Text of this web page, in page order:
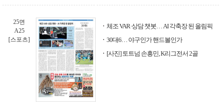
25면
A25
[스포츠]
체조 VAR·상담 챗봇… AI 각축장 된 올림픽
30대6… 야구인가 핸드볼인가
[사진] 토트넘 손흥민, K리그전서 2골